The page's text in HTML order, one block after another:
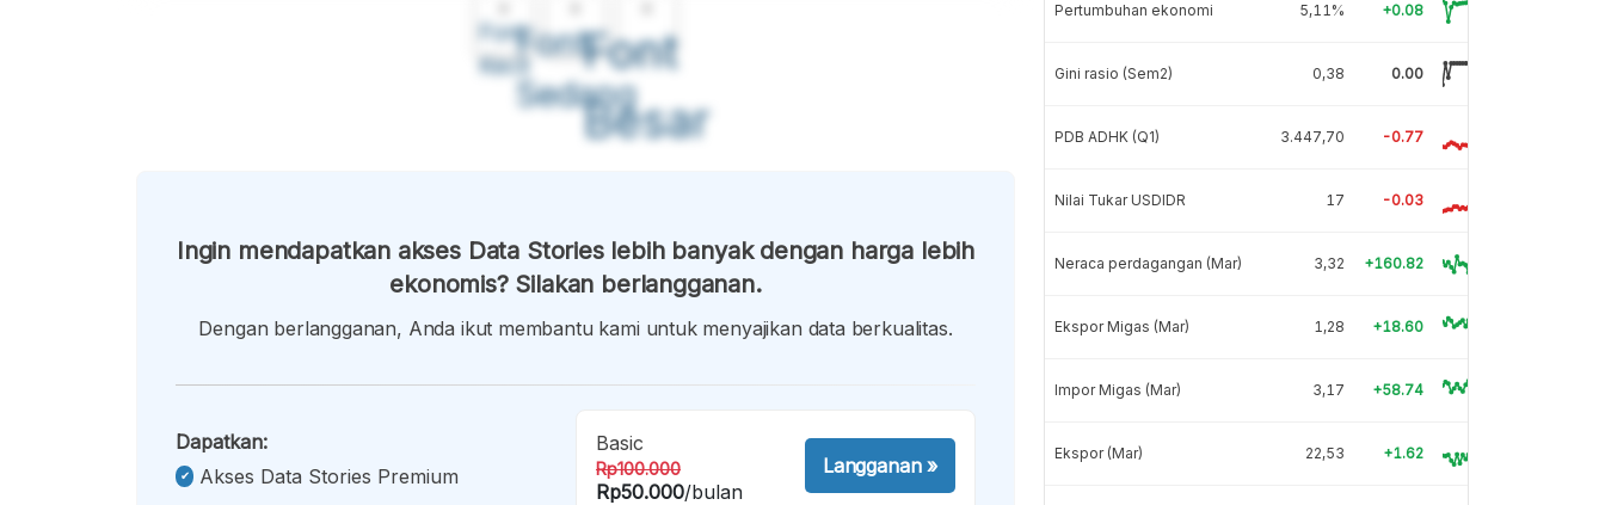
Font
Kecil
Font
Sedang
Font
Besar
Ingin mendapatkan akses Data Stories lebih banyak dengan harga lebih
ekonomis? Silakan berlangganan.
Dengan berlangganan, Anda ikut membantu kami untuk menyajikan data berkualitas.
Dapatkan:
Akses Data Stories Premium
Basic
Rp100.000
Rp50.000/bulan
Langganan»
Pertumbuhan ekonomi 5,11% +0.08
Gini rasio (Sem2) 0,38 0.00
PDB ADHK (Q1) 3.447,70 -0.77
Nilai Tukar USDIDR 17 -0.03
Neraca perdagangan (Mar) 3,32 +160.82
Ekspor Migas (Mar) 1,28 +18.60
Impor Migas (Mar) 3,17 +58.74
Ekspor (Mar) 22,53 +1.62